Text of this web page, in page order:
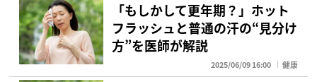
「もしかして更年期？」ホット
フラッシュと普通の汗の“見分け
方”を医師が解説
2025/06/09 16:00 健康